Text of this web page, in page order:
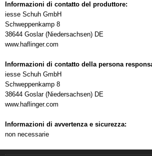
Informazioni di contatto del produttore:
iesse Schuh GmbH
Schweppenkamp 8
38644 Goslar (Niedersachsen) DE
www.haflinger.com
Informazioni di contatto della persona
iesse Schuh GmbH
Schweppenkamp 8
38644 Goslar (Niedersachsen) DE
www.haflinger.com
Informazioni di avvertenza e sicurezza:
non necessarie